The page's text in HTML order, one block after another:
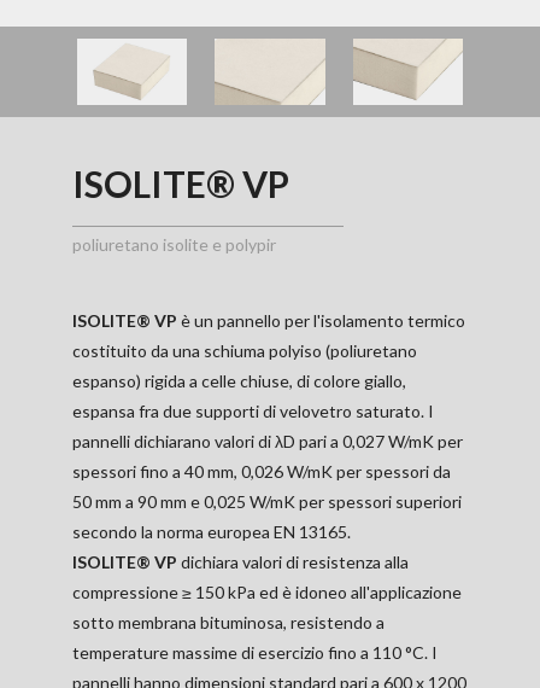
ISOLITE® VP
poliuretano isolite e polypir
ISOLITE® VP è un pannello per l'isolamento termico
costituito da una schiuma polyiso (poliuretano
espanso) rigida a celle chiuse, di colore giallo,
espansa fra due supporti di velovetro saturato. I
pannelli dichiarano valori di λD pari a 0,027 W/mK per
spessori fino a 40 mm, 0,026 W/mK per spessori da
50 mm a 90 mm e 0,025 W/mK per spessori superiori
secondo la norma europea EN 13165.
ISOLITE® VP dichiara valori di resistenza alla
compressione ≥ 150 kPa ed è idoneo all'applicazione
sotto membrana bituminosa, resistendo a
temperature massime di esercizio fino a 110 °C. I
pannelli hanno dimensioni standard pari a 600 x 1200